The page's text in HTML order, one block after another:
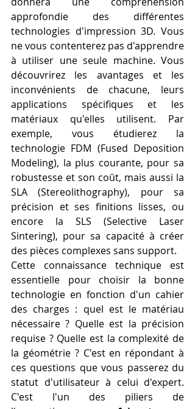
approfondie des différentes
technologies d'impression 3D. Vous
ne vous contenterez pas d'apprendre
à utiliser une seule machine. Vous
découvrirez les avantages et les
inconvénients de chacune, leurs
applications spécifiques et les
matériaux qu'elles utilisent. Par
exemple, vous étudierez la
technologie FDM (Fused Deposition
Modeling), la plus courante, pour sa
robustesse et son coût, mais aussi la
SLA (Stereolithography), pour sa
précision et ses finitions lisses, ou
encore la SLS (Selective Laser
Sintering), pour sa capacité à créer
des pièces complexes sans support.
Cette connaissance technique est
essentielle pour choisir la bonne
technologie en fonction d'un cahier
des charges : quel est le matériau
nécessaire ? Quelle est la précision
requise ? Quelle est la complexité de
la géométrie ? C'est en répondant à
ces questions que vous passerez du
statut d'utilisateur à celui d'expert.
C'est l'un des piliers de